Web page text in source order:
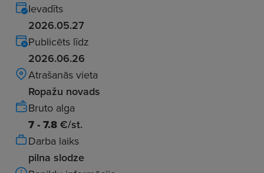
Ievadīts
2026.05.27
Publicēts līdz
2026.06.26
Atrašanās vieta
Ropažu novads
Bruto alga
7 - 7.8 €/st.
Darba laiks
pilna slodze